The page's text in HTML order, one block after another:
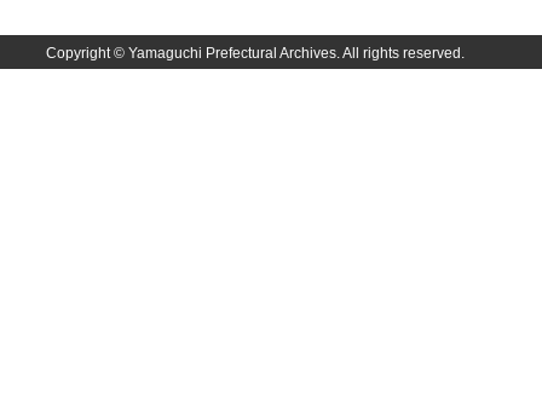
Copyright © Yamaguchi Prefectural Archives. All rights reserved.